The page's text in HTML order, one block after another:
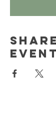
event